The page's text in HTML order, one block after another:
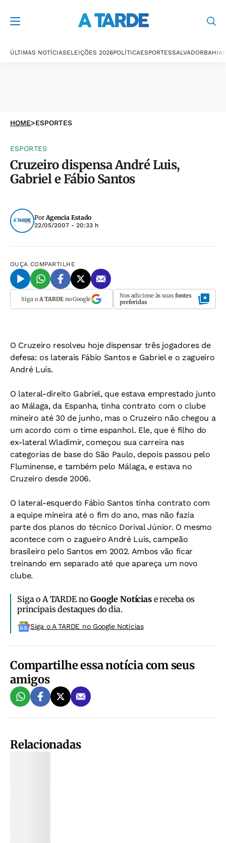
ÚLTIMAS NOTÍCIASELEIÇÕES 2026POLÍTICAESPORTESSALVADORBAHIA
HOME>ESPORTES
ESPORTES
Cruzeiro dispensa André Luis,
Gabriel e Fábio Santos
PorAgencia Estado
22/05/2007 - 20:33 h
OUÇA COMPARTILHE
Siga o A TARDEno Google Nos adicione às suas fontes
preferidas
O Cruzeiro resolveu hoje dispensar três jogadores de
defesa: os laterais Fábio Santos e Gabriel e o zagueiro
André Luís.
O lateral-direito Gabriel, que estava emprestado junto
ao Málaga, da Espanha, tinha contrato com o clube
mineiro até 30 de junho, mas o Cruzeiro não chegou a
um acordo com o time espanhol. Ele, que é filho do
ex-lateral Wladimir, começou sua carreira nas
categorias de base do São Paulo, depois passou pelo
Fluminense, e também pelo Málaga, e estava no
Cruzeiro desde 2006.
O lateral-esquerdo Fábio Santos tinha contrato com
a equipe mineira até o fim do ano, mas não fazia
parte dos planos do técnico Dorival Júnior. O mesmo
acontece com o zagueiro André Luis, campeão
brasileiro pelo Santos em 2002. Ambos vão ficar
treinando em separado até que apareça um novo
clube.
Siga o A TARDE noGoogle Notíciase receba os
principais destaques do dia.
Siga o A TARDE no Google Noticias
Compartilhe essa notícia com seus
amigos
Relacionadas